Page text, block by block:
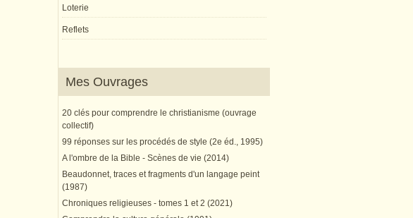
Loterie
Reflets
Mes Ouvrages
20 clés pour comprendre le christianisme (ouvrage
collectif)
99 réponses sur les procédés de style (2e éd., 1995)
A l'ombre de la Bible - Scènes de vie (2014)
Beaudonnet, traces et fragments d'un langage peint
(1987)
Chroniques religieuses - tomes 1 et 2 (2021)